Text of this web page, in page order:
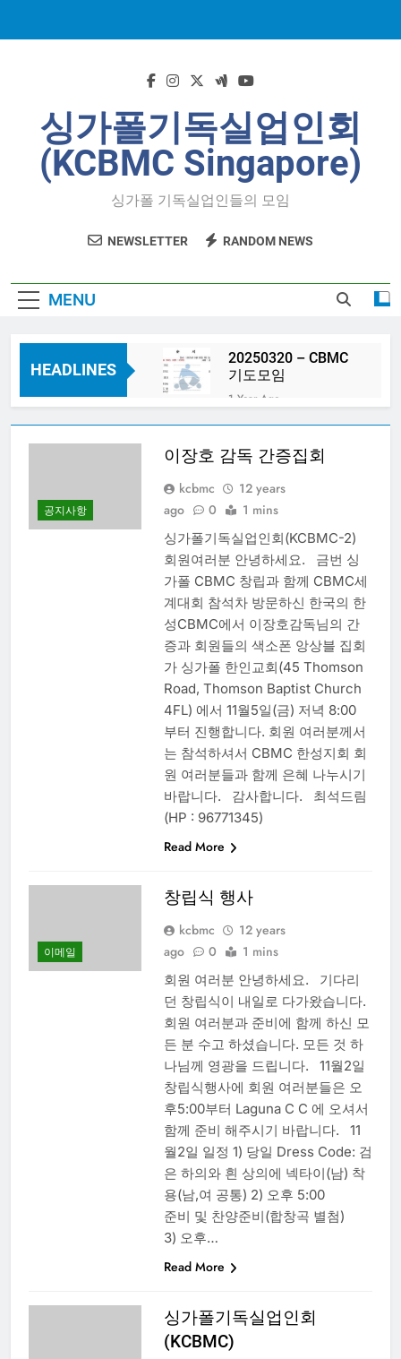
싱가폴기독실업인회
(KCBMC Singapore)
싱가폴 기독실업인들의 모임
NEWSLETTER RANDOM NEWS
MENU
HEADLINES
20250320 – CBMC
기도모임
1 Year Ago
1 Year Ago
20250306 – CBMC
기도모임
1 Year Ago
20250227 – CBMC
기도모임
1 Year Ago
20250220 – CBMC
기도모임
1 Year Ago
20250213 – CBMC
기도모임
1 Year Ago
공지사항
이장호 감독 간증집회
kcbmc
12 years
ago
0 1 mins
싱가폴기독실업인회(KCBMC-2)
회원여러분 안녕하세요. 금번 싱
가폴 CBMC 창립과 함께 CBMC세
계대회 참석차 방문하신 한국의 한
성CBMC에서 이장호감독님의 간
증과 회원들의 색소폰 앙상블 집회
가 싱가폴 한인교회(45 Thomson
Road, Thomson Baptist Church
4FL) 에서 11월5일(금) 저녁 8:00
부터 진행합니다. 회원 여러분께서
는 참석하셔서 CBMC 한성지회 회
원 여러분들과 함께 은혜 나누시기
바랍니다. 감사합니다. 최석드림
(HP : 96771345)
Read More
이메일
창립식 행사
kcbmc
12 years
ago
0 1 mins
회원 여러분 안녕하세요. 기다리
던 창립식이 내일로 다가왔습니다.
회원 여러분과 준비에 함께 하신 모
든 분 수고 하셨습니다. 모든 것 하
나님께 영광을 드립니다. 11월2일
창립식행사에 회원 여러분들은 오
후5:00부터 Laguna C C 에 오셔서
함께 준비 해주시기 바랍니다. 11
월2일 일정 1) 당일 Dress Code: 검
은 하의와 흰 상의에 넥타이(남) 착
용(남,여 공통) 2) 오후 5:00
준비 및 찬양준비(합창곡 별첨)
3) 오후…
Read More
싱가폴기독실업인회
(KCBMC)